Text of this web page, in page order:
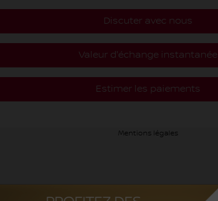
Discuter avec nous
Valeur d'échange instantanée
Estimer les paiements
Mentions légales